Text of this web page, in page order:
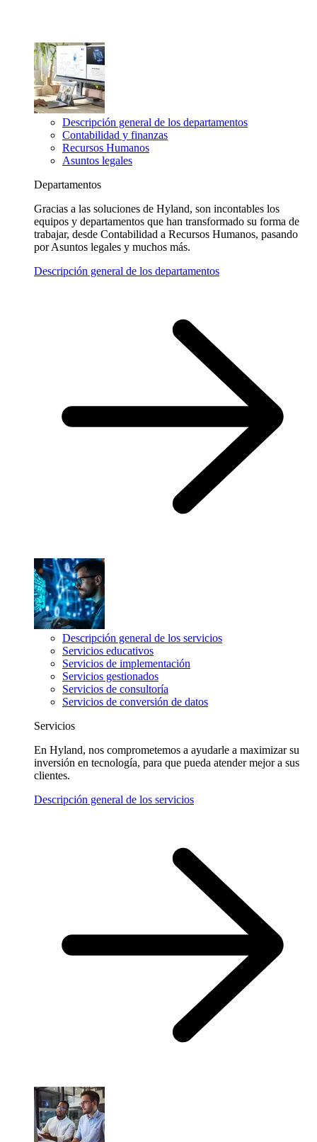
Descripción general de los departamentos
Contabilidad y finanzas
Recursos Humanos
Asuntos legales
Departamentos
Gracias a las soluciones de Hyland, son incontables los
equipos y departamentos que han transformado su forma de
trabajar, desde Contabilidad a Recursos Humanos, pasando
por Asuntos legales y muchos más.
Descripción general de los departamentos
Descripción general de los servicios
Servicios educativos
Servicios de implementación
Servicios gestionados
Servicios de consultoría
Servicios de conversión de datos
Servicios
En Hyland, nos comprometemos a ayudarle a maximizar su
inversión en tecnología, para que pueda atender mejor a sus
clientes.
Descripción general de los servicios